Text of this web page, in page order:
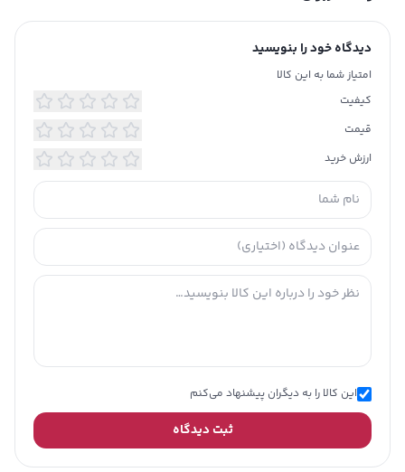
دیدگاه خود را بنویسید
امتیاز شما به این کالا
کیفیت
قیمت
ارزش خرید
این کالا را به دیگران پیشنهاد می‌کنم
ثبت دیدگاه